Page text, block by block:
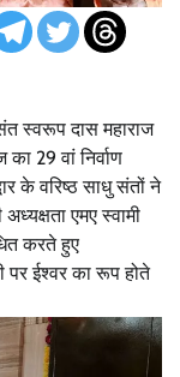
स्वरूप दास महाराज
का 29 वां निर्वाण
के वरिष्ठ साधु संतों ने
एमए स्वामी
करते हुए
पर ईश्वर का रूप होते